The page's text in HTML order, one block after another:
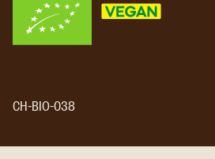
CH-BIO-038